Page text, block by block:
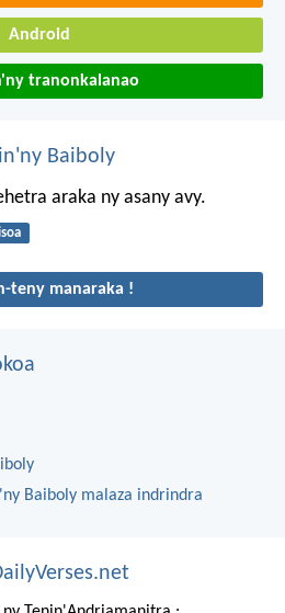
Android
tranonkalanao
Baiboly
araka ny asany avy.
teny manaraka !
Baiboly malaza indrindra